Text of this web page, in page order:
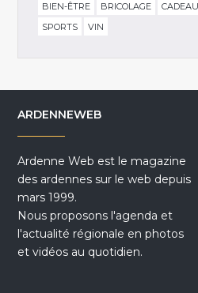
BIEN-ÊTRE
BRICOLAGE
SPORTS
VIN
ARDENNEWEB
Ardenne Web est le magazine
des ardennes sur le web depuis
mars 1999.
Nous proposons l'agenda et
l'actualité régionale en photos
et vidéos au quotidien.